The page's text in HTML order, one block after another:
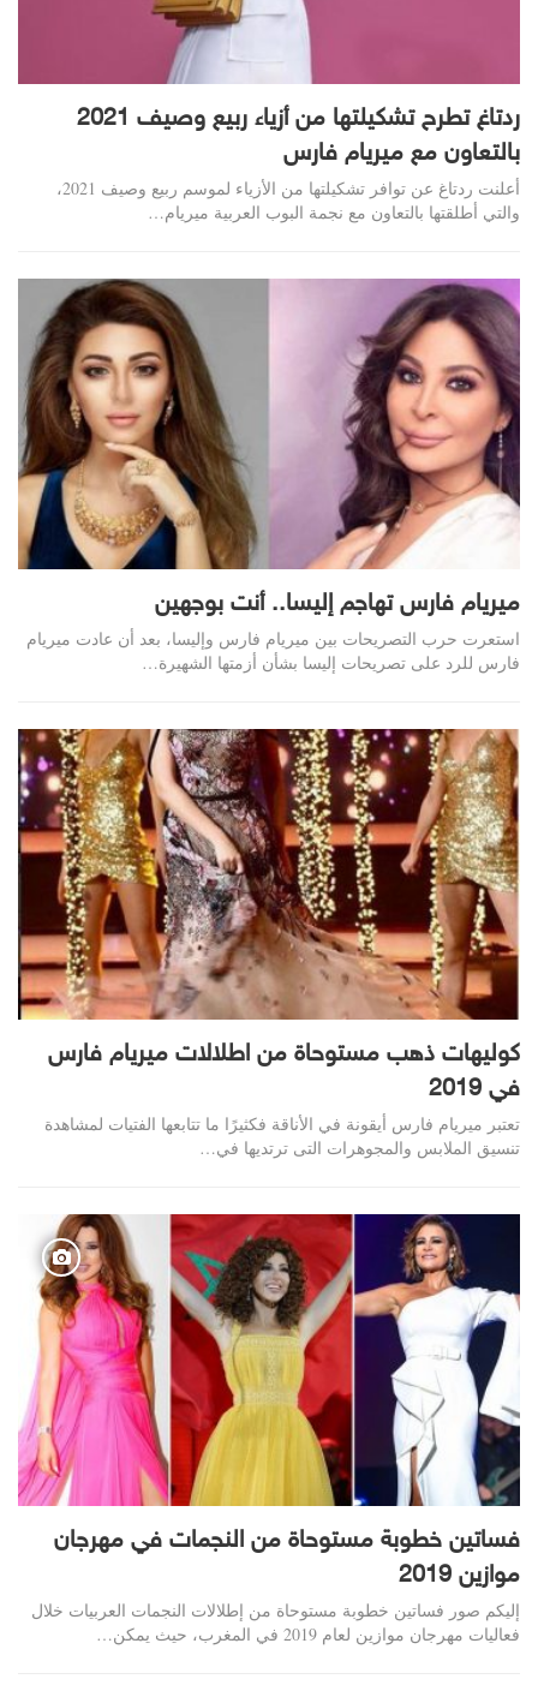
ردتاغ تطرح تشكيلتها من أزياء ربيع وصيف 2021
بالتعاون مع ميريام فارس
أعلنت ردتاغ عن توافر تشكيلتها من الأزياء لموسم ربيع وصيف 2021،
والتي أطلقتها بالتعاون مع نجمة البوب العربية ميريام…
ميريام فارس تهاجم إليسا.. أنت بوجهين
استعرت حرب التصريحات بين ميريام فارس وإليسا، بعد أن عادت ميريام
فارس للرد على تصريحات إليسا بشأن أزمتها الشهيرة…
كوليهات ذهب مستوحاة من اطلالات ميريام فارس
في 2019
تعتبر ميريام فارس أيقونة في الأناقة فكثيرًا ما تتابعها الفتيات لمشاهدة
تنسيق الملابس والمجوهرات التى ترتديها في…
فساتين خطوبة مستوحاة من النجمات في مهرجان
موازين 2019
إليكم صور فساتين خطوبة مستوحاة من إطلالات النجمات العربيات خلال
فعاليات مهرجان موازين لعام 2019 في المغرب، حيث يمكن…